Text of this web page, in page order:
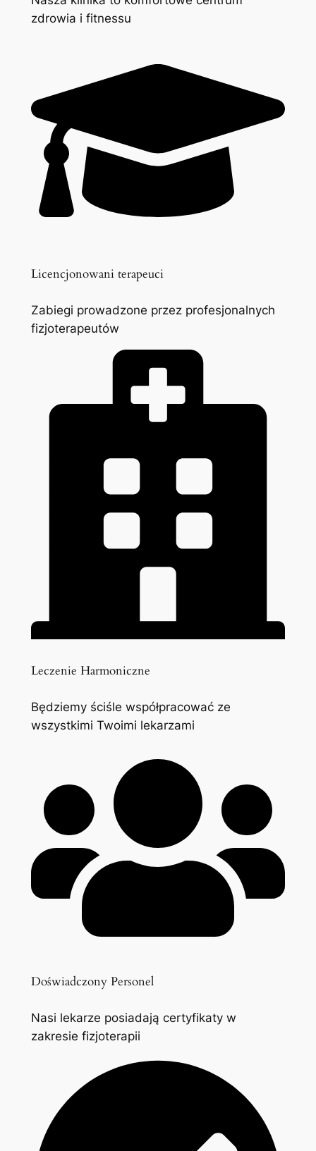
zdrowia i fitnessu
Licencjonowani terapeuci
Zabiegi prowadzone przez profesjonalnych
fizjoterapeutów
Leczenie Harmoniczne
Będziemy ściśle współpracować ze
wszystkimi Twoimi lekarzami
Doświadczony Personel
Nasi lekarze posiadają certyfikaty w
zakresie fizjoterapii